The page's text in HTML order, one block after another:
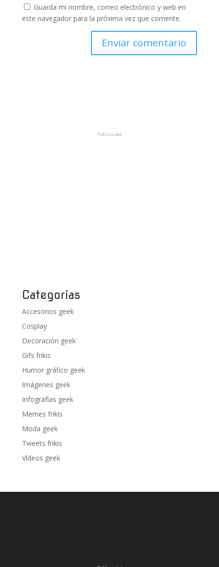
Guarda mi nombre, correo electrónico y web en
este navegador para la próxima vez que comente.
Publicidad
Categorías
Accesorios geek
Cosplay
Decoración geek
Gifs frikis
Humor gráfico geek
Imágenes geek
Infografías geek
Memes frikis
Moda geek
Tweets frikis
Vídeos geek